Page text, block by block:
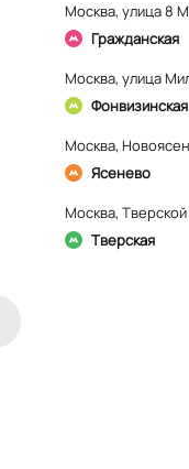
Москва, улица 8
Гражданская
Москва, улица
Фонвизинская
Москва,
Ясенево
Москва,
Тверская